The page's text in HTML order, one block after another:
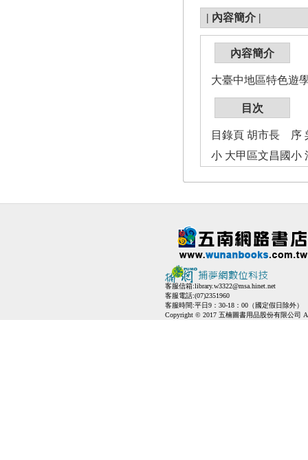
| 內容簡介 |
內容簡介
大臺中地區特色遊
目次
目錄頁 胡市長 序
小 大甲區文昌國小
客服信箱:library.w3322@msa.hinet.net
客服電話:(07)2351960
客服時間:平日9：30-18：00（國定假日除外）
Copyright © 2017 五楠圖書用品股份有限公司